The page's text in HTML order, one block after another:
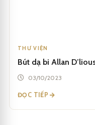
THƯ VIỆN
Bút dạ bi Allan
03/10/2023
ĐỌC TIẾP